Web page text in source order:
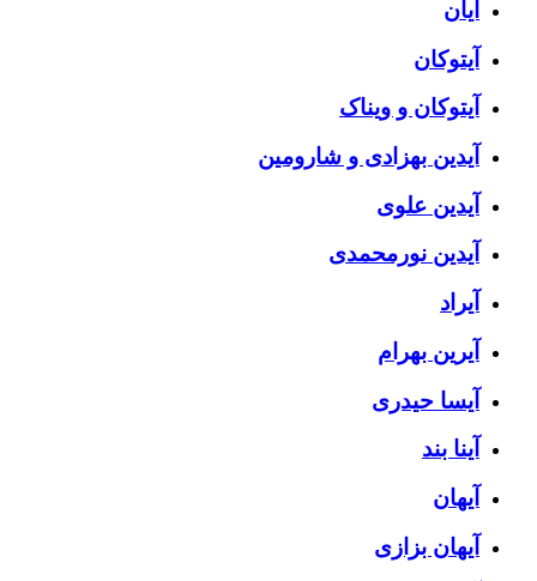
آیان
آیتوکان
آیتوکان و ویناک
آیدین بهزادی و شارومین
آیدین علوی
آیدین نورمحمدی
آیراد
آیرین بهرام
آیسا حیدری
آینا بند
آیهان
آیهان بزازی